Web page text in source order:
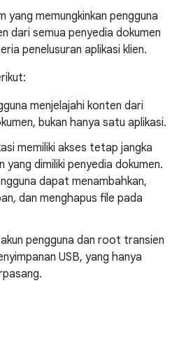
yang memungkinkan pengguna
dari semua penyedia dokumen
penelusuran aplikasi klien.
menjelajahi konten dari
bukan hanya satu aplikasi.
memiliki akses tetap jangka
yang dimiliki penyedia dokumen.
dapat menambahkan,
dan menghapus file pada
pengguna dan root transien
USB, yang hanya